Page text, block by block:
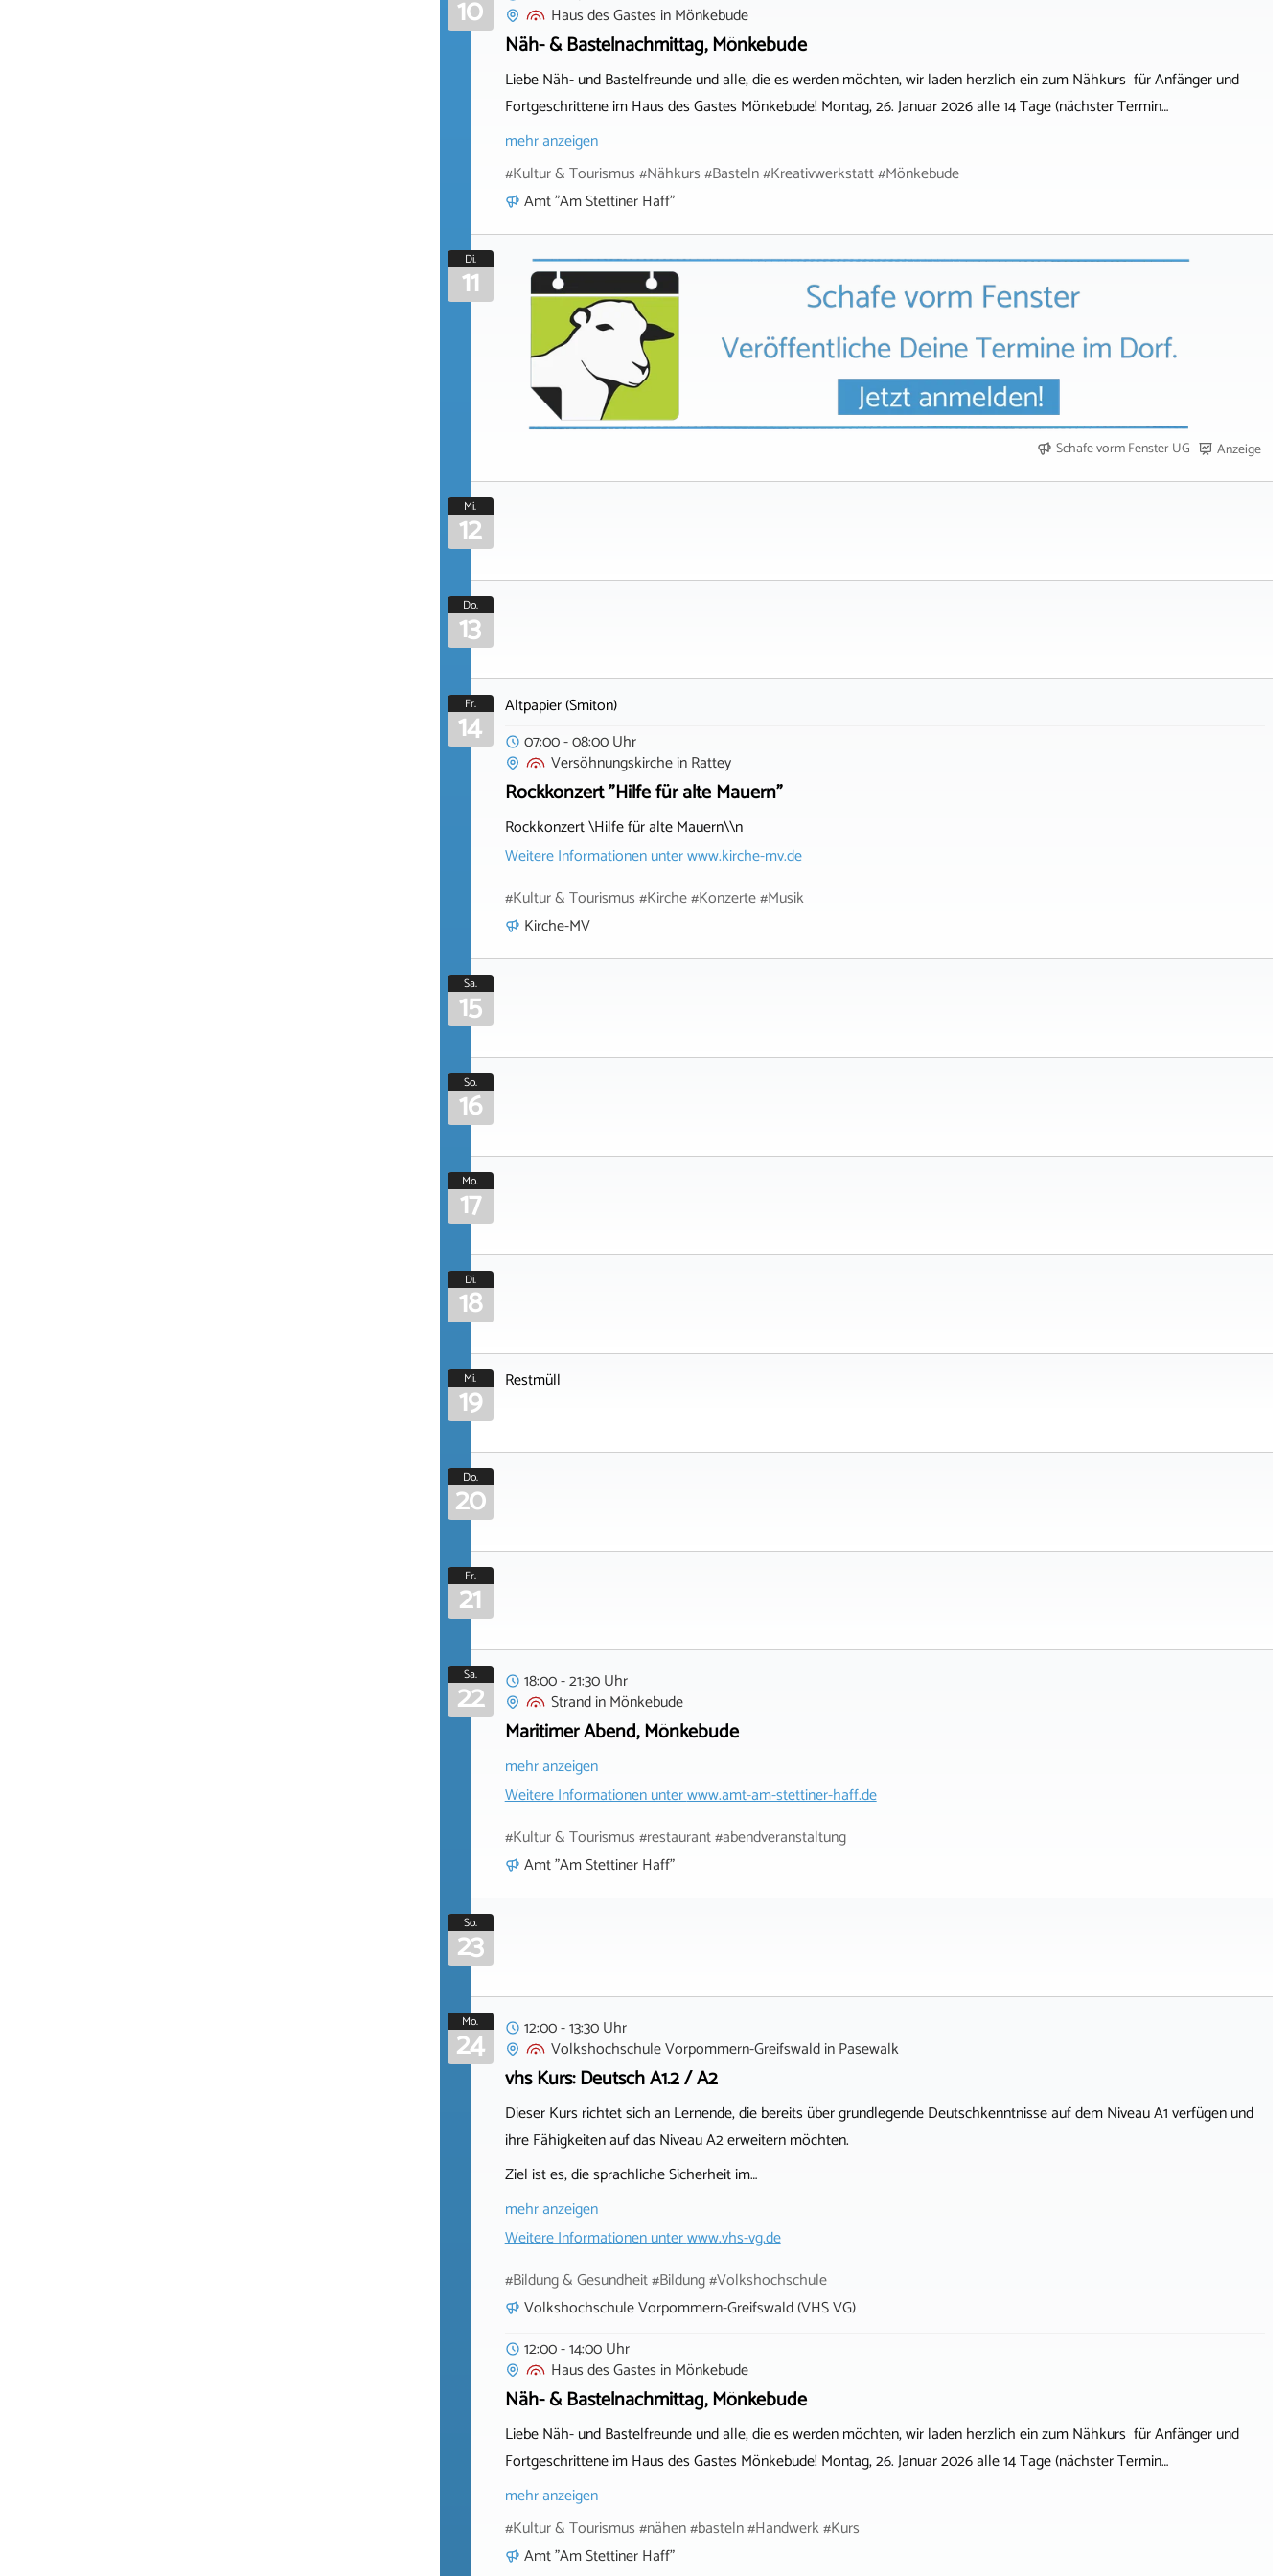
10
Haus des Gastes inMönkebude
Näh- & Bastelnachmittag, Mönkebude
Liebe Näh- und Bastelfreunde und alle, die es werden möchten, wir laden herzlich ein zum Nähkurs für Anfänger und
Fortgeschrittene im Haus des Gastes Mönkebude! Montag, 26. Januar 2026 alle 14 Tage (nächster Termin…
mehr anzeigen
#Kultur & Tourismus #Nähkurs #Basteln #Kreativwerkstatt #Mönkebude
Amt "Am Stettiner Haff"
Di.
11
Schafe vorm Fenster UG Anzeige
Mi.
12
Do.
13
Fr.
14
Altpapier (Smiton)
07:00 - 08:00 Uhr
VersöhnungskircheinRattey
Rockkonzert "Hilfe für alte Mauern"
Rockkonzert \Hilfe für alte Mauern\\n
Weitere Informationen unterwww.kirche-mv.de
#Kultur & Tourismus #Kirche #Konzerte #Musik
Kirche-MV
Sa.
15
So.
16
Mo.
17
Di.
18
Mi.
19 Restmüll
Do.
20
Fr.
21
Sa.
22
18:00 - 21:30 Uhr
StrandinMönkebude
Maritimer Abend, Mönkebude
mehr anzeigen
Weitere Informationen unterwww.amt-am-stettiner-haff.de
#Kultur & Tourismus #restaurant #abendveranstaltung
Amt "Am Stettiner Haff"
So.
23
Mo.
24
12:00 - 13:30 Uhr
Volkshochschule Vorpommern-GreifswaldinPasewalk
vhs Kurs: Deutsch A1.2 / A2
Dieser Kurs richtet sich an Lernende, die bereits über grundlegende Deutschkenntnisse auf dem Niveau A1 verfügen und
ihre Fähigkeiten auf das Niveau A2 erweitern möchten.
Ziel ist es, die sprachliche Sicherheit im…
mehr anzeigen
Weitere Informationen unterwww.vhs-vg.de
#Bildung & Gesundheit #Bildung #Volkshochschule
Volkshochschule Vorpommern-Greifswald (VHS VG)
12:00 - 14:00 Uhr
Haus des Gastes inMönkebude
Näh- & Bastelnachmittag, Mönkebude
Liebe Näh- und Bastelfreunde und alle, die es werden möchten, wir laden herzlich ein zum Nähkurs für Anfänger und
Fortgeschrittene im Haus des Gastes Mönkebude! Montag, 26. Januar 2026 alle 14 Tage (nächster Termin…
mehr anzeigen
#Kultur & Tourismus #nähen #basteln #Handwerk #Kurs
Amt "Am Stettiner Haff"